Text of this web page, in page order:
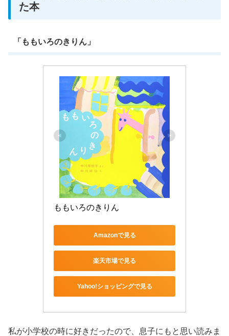
た本
「ももいろのきりん」
ももいろのきりん
Amazonで見る
楽天市場で見る
Yahoo!ショッピングで見る
私が小学校の時に好きだったので、息子にもと思い読みま